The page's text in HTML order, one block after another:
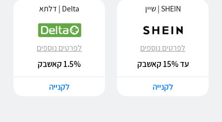
SHEIN | שיין
לפרטים נוספים
עד 15% קאשבק
לקנייה
Delta | דלתא
לפרטים נוספים
1.5% קאשבק
לקנייה